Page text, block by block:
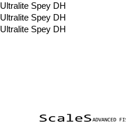
Ultralite Spey DH
Ultralite Spey DH
Ultralite Spey DH